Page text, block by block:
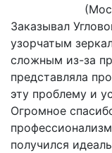
Заказывал
узорчатым
сложным из-за
представляла
эту проблему и
Огромное
получился